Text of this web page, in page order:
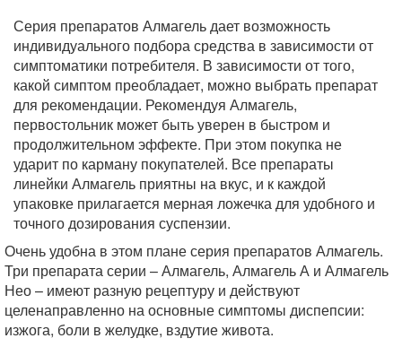
Серия препаратов Алмагель дает возможность
индивидуального подбора средства в зависимости от
симптоматики потребителя. В зависимости от того,
какой симптом преобладает, можно выбрать препарат
для рекомендации. Рекомендуя Алмагель,
первостольник может быть уверен в быстром и
продолжительном эффекте. При этом покупка не
ударит по карману покупателей. Все препараты
линейки Алмагель приятны на вкус, и к каждой
упаковке прилагается мерная ложечка для удобного и
точного дозирования суспензии.
Очень удобна в этом плане серия препаратов Алмагель.
Три препарата серии – Алмагель, Алмагель А и Алмагель
Нео – имеют разную рецептуру и действуют
целенаправленно на основные симптомы диспепсии:
изжога, боли в желудке, вздутие живота.